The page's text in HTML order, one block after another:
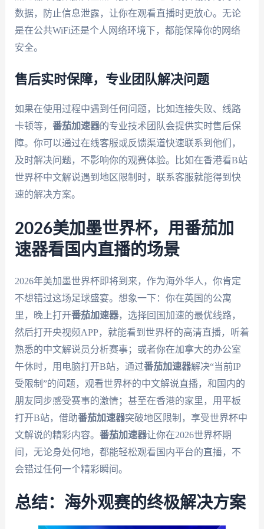
数据，防止信息泄露，让你在观看直播时更放心。无论
是在公共WiFi还是个人网络环境下，都能保障你的网络
安全。
售后实时保障，专业团队解决问题
如果在使用过程中遇到任何问题，比如连接失败、线路
卡顿等， 番茄加速器的专业技术团队会提供实时售后保
障。你可以通过在线客服或反馈渠道快速联系到他们，
及时解决问题，不影响你的观赛体验。比如在香港看B站
世界杯中文解说遇到地区限制时，联系客服就能得到快
速的解决方案。
2026美加墨世界杯，用番茄加
速器看国内直播的场景
2026年美加墨世界杯即将到来，作为海外华人，你肯定
不想错过这场足球盛宴。想象一下：你在英国的公寓
里，晚上打开番茄加速器，选择回国加速的最优线路，
然后打开央视频APP，就能看到世界杯的高清直播，听着
熟悉的中文解说员分析赛事；或者你在加拿大的办公室
午休时，用电脑打开B站，通过番茄加速器解决“当前IP
受限制”的问题，观看世界杯的中文解说直播，和国内的
朋友同步感受赛事的激情；甚至在香港的家里，用平板
打开B站，借助番茄加速器突破地区限制，享受世界杯中
文解说的精彩内容。 番茄加速器让你在2026世界杯期
间，无论身处何地，都能轻松观看国内平台的直播，不
会错过任何一个精彩瞬间。
总结：海外观赛的终极解决方案